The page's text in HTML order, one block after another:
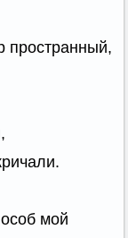
пространный,
мой